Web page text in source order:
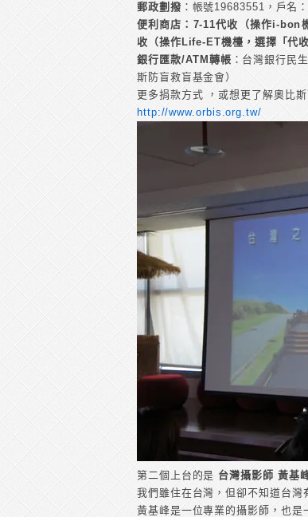
郵政劃撥：帳號19683551，戶名
便利商店 ：7-11代收（操作i-bon
收（操作Life-ET機檯，選擇「代
銀行匯款/ATM轉帳 ：台灣銀行民
斯防盲救盲基金會）
更多捐款方式 ，或想更了解奧比
http://www.orbis.org.tw/
第二個上台的是 台灣攝影師 黃基
我們雖住在台灣，但卻不知道台
黃基峰是一位專業的攝影師，也是